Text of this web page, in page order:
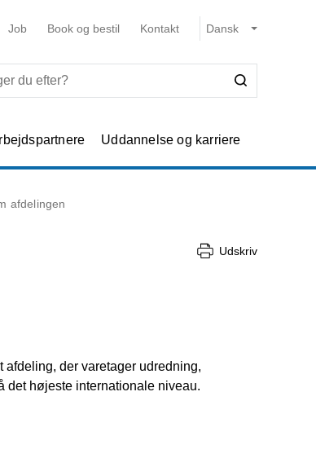
Job Book og bestil Kontakt
Uddannelse og karriere
afdelingen
Udskriv
der varetager udredning,
det højeste internationale niveau.